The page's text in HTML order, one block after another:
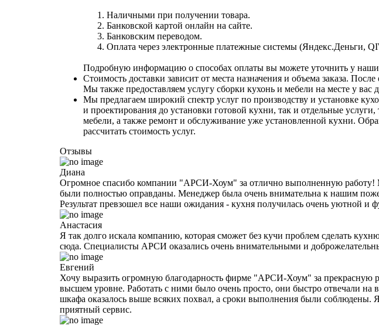
Наличными при получении товара.
Банковской картой онлайн на сайте.
Банковским переводом.
Оплата через электронные платежные системы (Яндекс.Деньги,
Подробную информацию о способах оплаты вы можете уточнить у
Стоимость доставки зависит от места назначения и объема заказа.
Мы также предоставляем услугу сборки кухонь и мебели на месте у вас
Мы предлагаем широкий спектр услуг по производству и установке
и проектирования до установки готовой кухни, так и отдельные
мебели, а также ремонт и обслуживание уже установленной кухни.
рассчитать стоимость услуг.
Отзывы
Диана
Огромное спасибо компании "АРСИ-Хоум" за отлично выполненную работу!
были полностью оправданы. Менеджер была очень внимательна к нашим
Результат превзошел все наши ожидания - кухня получилась очень уютной и
Анастасия
Я так долго искала компанию, которая сможет без кучи проблем сделать
сюда. Специалисты АРСИ оказались очень внимательными и
Евгений
Хочу выразить огромную благодарность фирме "АРСИ-Хоум" за прекрасную
высшем уровне. Работать с ними было очень просто, они быстро отвечали
шкафа оказалось выше всяких похвал, а сроки выполнения были соблюдены.
приятный сервис.